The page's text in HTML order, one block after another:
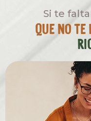
Si te
Que no